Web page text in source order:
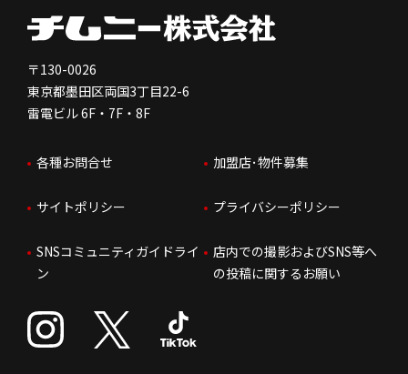
免責事項
株価情報
IRお問合せ
会社を知る
人を知る
はたらく環境
人財育成
サステナビリティ
独立支援について
FC加盟店お問合せ
〒130-0026
東京都墨田区両国3丁目22-6
雷電ビル 6F・7F・8F
各種お問合せ 加盟店･物件募集
サイトポリシー プライバシーポリシー
SNSコミュニティガイドライ
ン
店内での撮影およびSNS等へ
の投稿に関するお願い